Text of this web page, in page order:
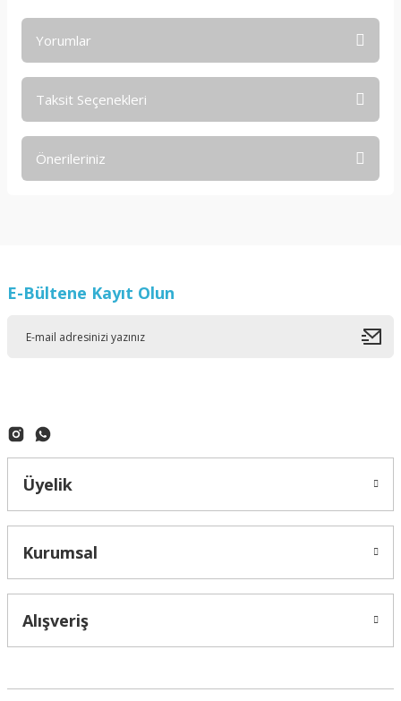
Yorumlar
Taksit Seçenekleri
Önerileriniz
Ürün resmi kalitesiz, bozuk veya görüntülenemiyor.
E-Bültene Kayıt Olun
Üyelik
Kurumsal
Alışveriş